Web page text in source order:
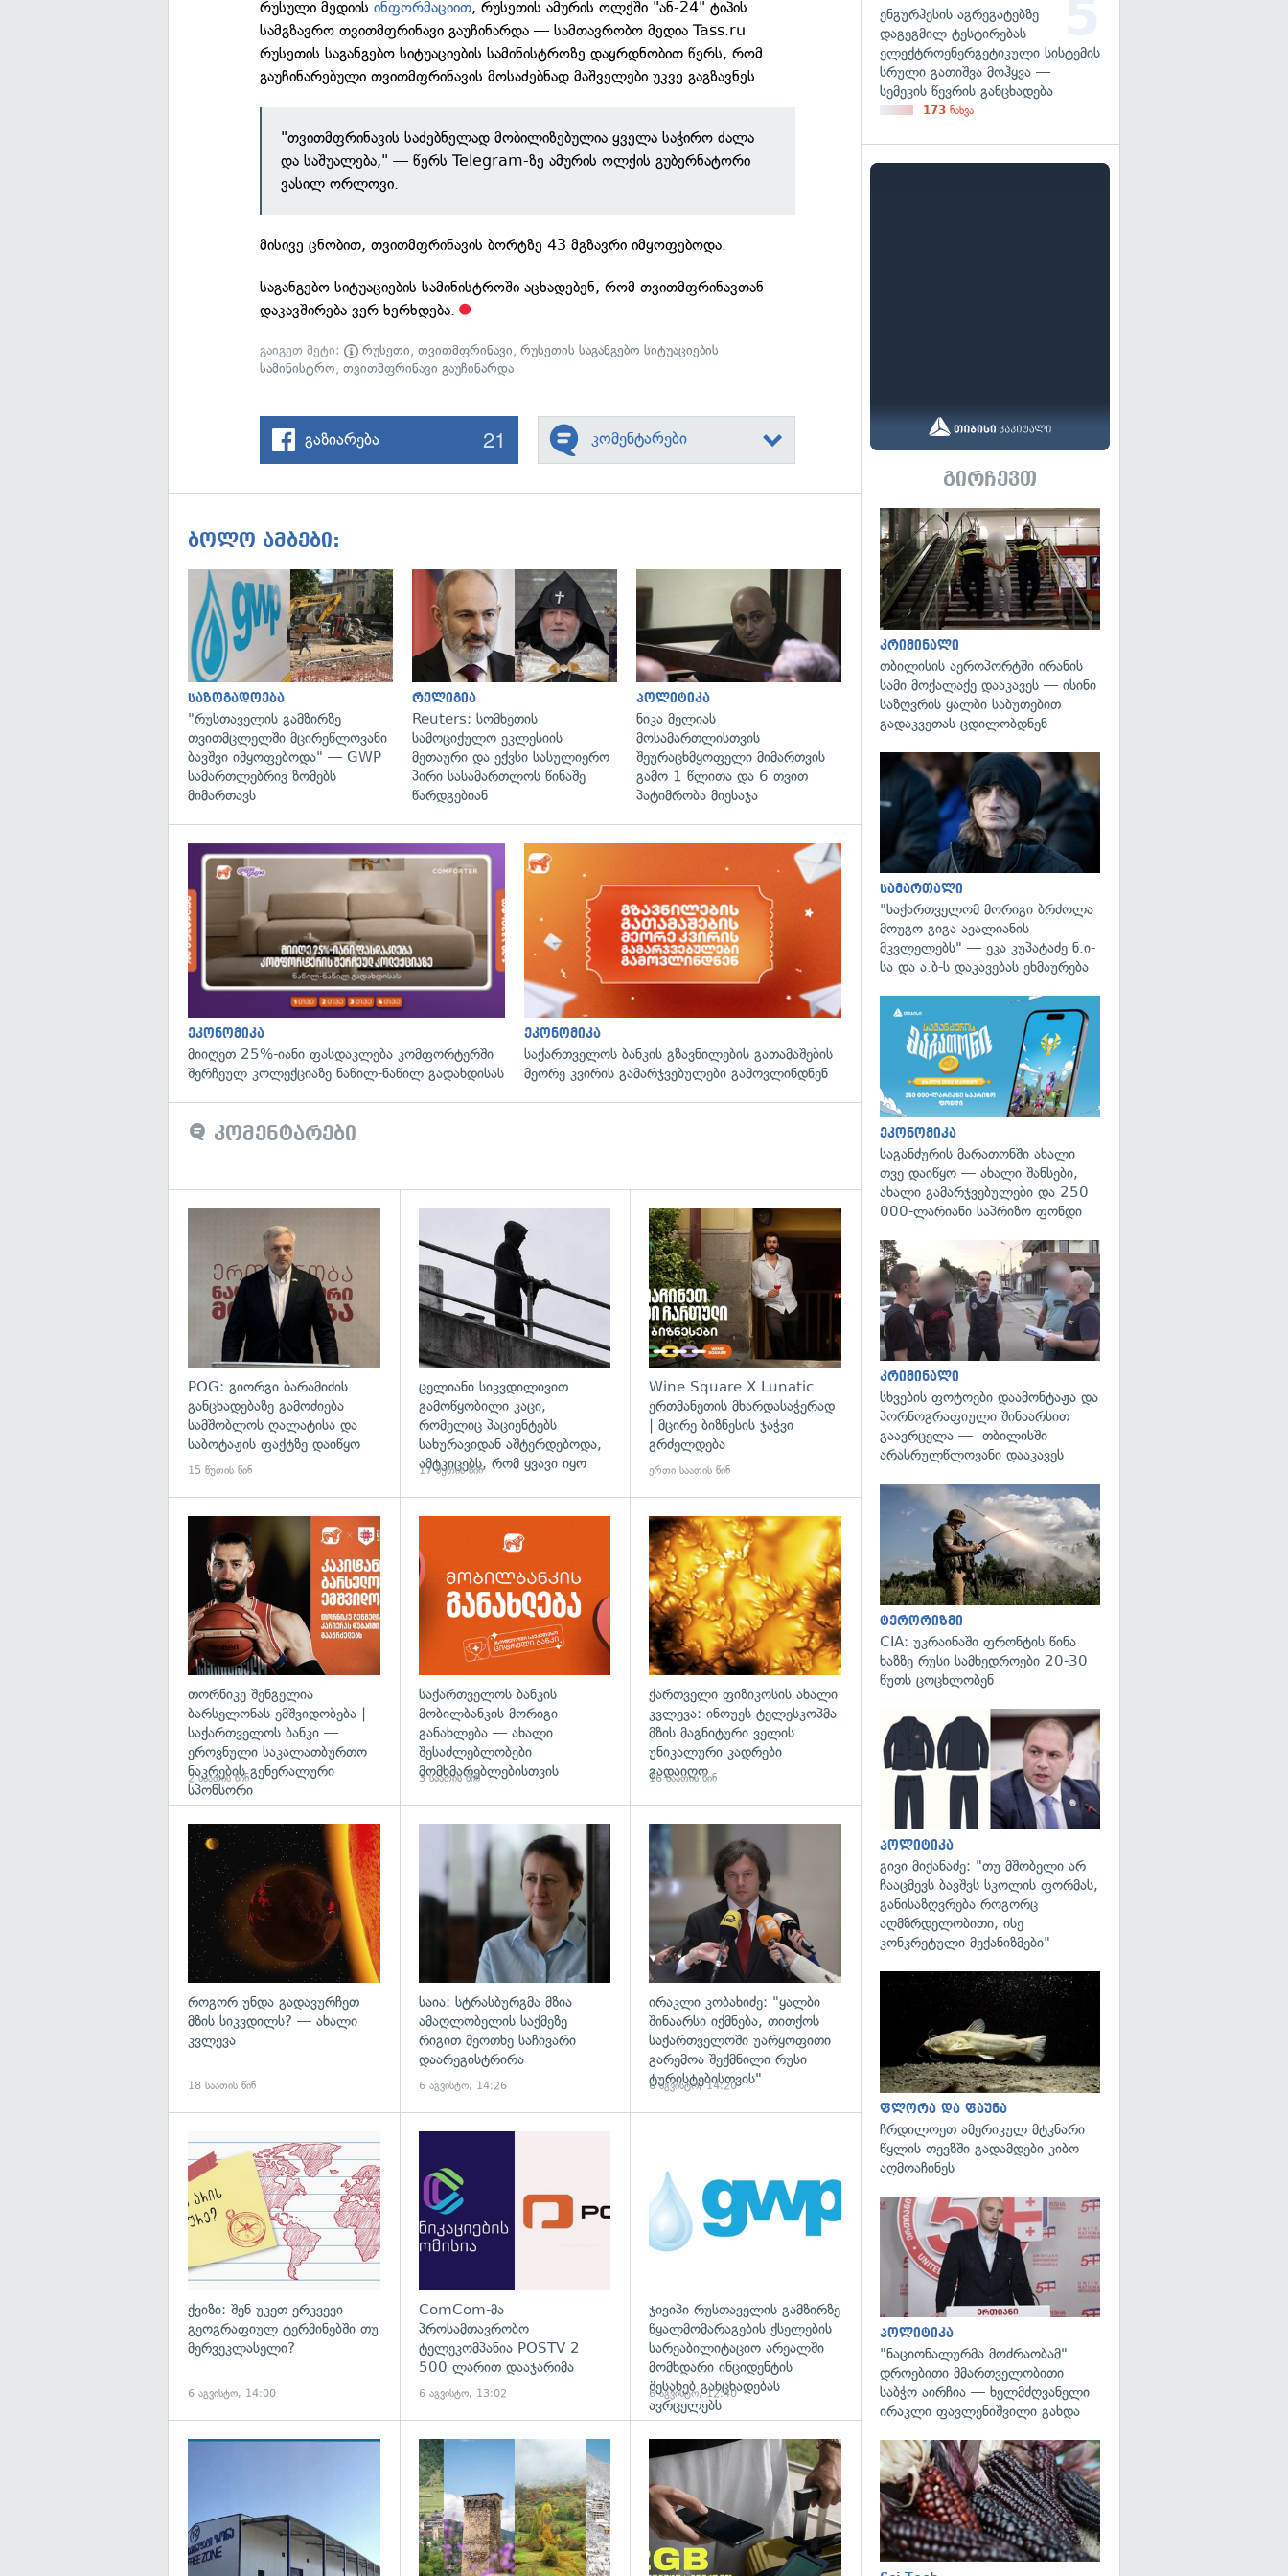
რუსული მედიისინფორმაციით, რუსეთის ამურის ოლქში "ან-24" ტიპის
სამგზავრო თვითმფრინავი გაუჩინარდა — სამთავრობო მედია Tass.ru
რუსეთის საგანგებო სიტუაციების სამინისტროზე დაყრდნობით წერს, რომ
გაუჩინარებული თვითმფრინავის მოსაძებნად მაშველები უკვე გაგზავნეს.
"თვითმფრინავის საძებნელად მობილიზებულია ყველა საჭირო ძალა
და საშუალება," — წერს Telegram-ზე ამურის ოლქის გუბერნატორი
ვასილ ორლოვი.
მისივე ცნობით, თვითმფრინავის ბორტზე 43 მგზავრი იმყოფებოდა.
საგანგებო სიტუაციების სამინისტროში აცხადებენ, რომ თვითმფრინავთან
დაკავშირება ვერ ხერხდება.
გაიგეთ მეტი: რუსეთი,თვითმფრინავი,რუსეთის საგანგებო სიტუაციების
სამინისტრო,თვითმფრინავი გაუჩინარდა
გაზიარება 21 კომენტარები
ბოლო ამბები:
გადახედვა
საზოგადოება
"რუსთაველის გამზირზე
თვითმცლელში მცირეწლოვანი
ბავშვი იმყოფებოდა" — GWP
სამართლებრივ ზომებს
მიმართავს
გადახედვა
რელიგია
Reuters: სომხეთის
სამოციქულო ეკლესიის
მეთაური და ექვსი სასულიერო
პირი სასამართლოს წინაშე
წარდგებიან
გადახედვა
პოლიტიკა
ნიკა მელიას
მოსამართლისთვის
შეურაცხმყოფელი მიმართვის
გამო 1 წლითა და 6 თვით
პატიმრობა მიესაჯა
ეკონომიკა
მიიღეთ 25%-იანი ფასდაკლება კომფორტერში
შერჩეულ კოლექციაზე ნაწილ-ნაწილ გადახდისას
ეკონომიკა
საქართველოს ბანკის გზავნილების გათამაშების
მეორე კვირის გამარჯვებულები გამოვლინდნენ
კომენტარები
POG: გიორგი ბარამიძის
განცხადებაზე გამოძიება
სამშობლოს ღალატისა და
საბოტაჟის ფაქტზე დაიწყო
15 წუთის წინ
გადახედვა
ცელიანი სიკვდილივით
გამოწყობილი კაცი,
რომელიც პაციენტებს
სახურავიდან აშტერდებოდა,
ამტკიცებს, რომ ყვავი იყო
17 წუთის წინ
Wine Square X Lunatic
ერთმანეთის მხარდასაჭერად
| მცირე ბიზნესის ჯაჭვი
გრძელდება
ერთი საათის წინ
თორნიკე შენგელია
ბარსელონას ემშვიდობება |
საქართველოს ბანკი —
ეროვნული საკალათბურთო
ნაკრების გენერალური
სპონსორი
2 საათის წინ
საქართველოს ბანკის
მობილბანკის მორიგი
განახლება — ახალი
შესაძლებლობები
მომხმარებლებისთვის
3 საათის წინ
გადახედვა
ქართველი ფიზიკოსის ახალი
კვლევა: ინოუეს ტელესკოპმა
მზის მაგნიტური ველის
უნიკალური კადრები
გადაიღო
16 საათის წინ
როგორ უნდა გადავურჩეთ
მზის სიკვდილს? — ახალი
კვლევა
18 საათის წინ
გადახედვა
საია: სტრასბურგმა მზია
ამაღლობელის საქმეზე
რიგით მეოთხე საჩივარი
დაარეგისტრირა
6 აგვისტო, 14:26
გადახედვა
ირაკლი კობახიძე: "ყალბი
შინაარსი იქმნება, თითქოს
საქართველოში უარყოფითი
გარემოა შექმნილი რუსი
ტურისტებისთვის"
6 აგვისტო, 14:20
ქვიზი: შენ უკეთ ერკვევი
გეოგრაფიულ ტერმინებში თუ
მერვეკლასელი?
6 აგვისტო, 14:00
ComCom-მა
პროსამთავრობო
ტელეკომპანია POSTV 2
500 ლარით დააჯარიმა
6 აგვისტო, 13:02
ჯივიპი რუსთაველის გამზირზე
წყალმომარაგების ქსელების
სარეაბილიტაციო არეალში
მომხდარი ინციდენტის
შესახებ განცხადებას
ავრცელებს
6 აგვისტო, 12:40
გადახედვა გადახედვა
ენგურჰესის აგრეგატებზე
დაგეგმილ ტესტირებას
ელექტროენერგეტიკული სისტემის
სრული გათიშვა მოჰყვა —
სემეკის წევრის განცხადება
173 ნახვა
გირჩევთ
კრიმინალი
თბილისის აეროპორტში ირანის
სამი მოქალაქე დააკავეს — ისინი
საზღვრის ყალბი საბუთებით
გადაკვეთას ცდილობდნენ
სამართალი
"საქართველომ მორიგი ბრძოლა
მოუგო გიგა ავალიანის
მკვლელებს" — ეკა კუპატაძე ნ.ი-
სა და ა.ბ-ს დაკავებას ეხმაურება
ეკონომიკა
საგანძურის მარათონში ახალი
თვე დაიწყო — ახალი შანსები,
ახალი გამარჯვებულები და 250
000-ლარიანი საპრიზო ფონდი
კრიმინალი
სხვების ფოტოები დაამონტაჟა და
პორნოგრაფიული შინაარსით
გაავრცელა — თბილისში
არასრულწლოვანი დააკავეს
ტერორიზმი
CIA: უკრაინაში ფრონტის წინა
ხაზზე რუსი სამხედროები 20-30
წუთს ცოცხლობენ
პოლიტიკა
გივი მიქანაძე: "თუ მშობელი არ
ჩააცმევს ბავშვს სკოლის ფორმას,
განისაზღვრება როგორც
აღმზრდელობითი, ისე
კონკრეტული მექანიზმები"
ფლორა და ფაუნა
ჩრდილოეთ ამერიკულ მტკნარი
წყლის თევზში გადამდები კიბო
აღმოაჩინეს
პოლიტიკა
"ნაციონალურმა მოძრაობამ"
დროებითი მმართველობითი
საბჭო აირჩია — ხელმძღვანელი
ირაკლი ფავლენიშვილი გახდა